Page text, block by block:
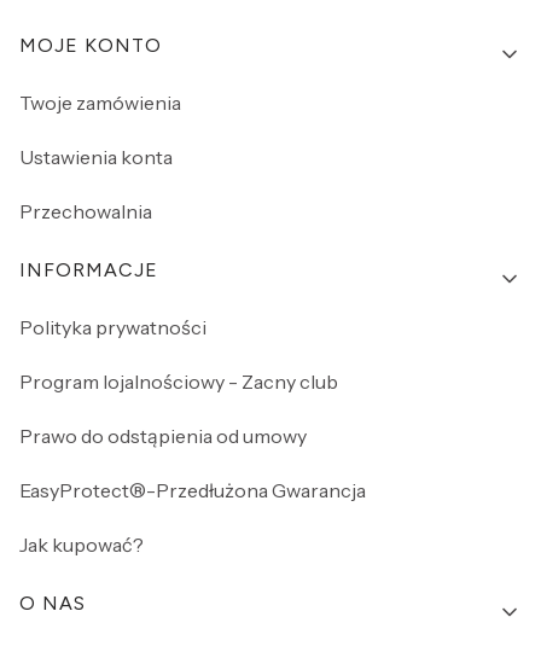
MOJE KONTO
Twoje zamówienia
Ustawienia konta
Przechowalnia
INFORMACJE
Polityka prywatności
Program lojalnościowy - Zacny club
Prawo do odstąpienia od umowy
EasyProtect®-Przedłużona Gwarancja
Jak kupować?
O NAS